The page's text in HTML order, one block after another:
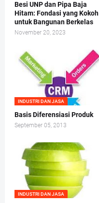
Besi UNP dan Pipa Baja
Hitam: Fondasi yang Kokoh
untuk Bangunan Berkelas
November 20, 2023
INDUSTRI DAN JASA
Basis Diferensiasi Produk
September 05, 2013
INDUSTRI DAN JASA